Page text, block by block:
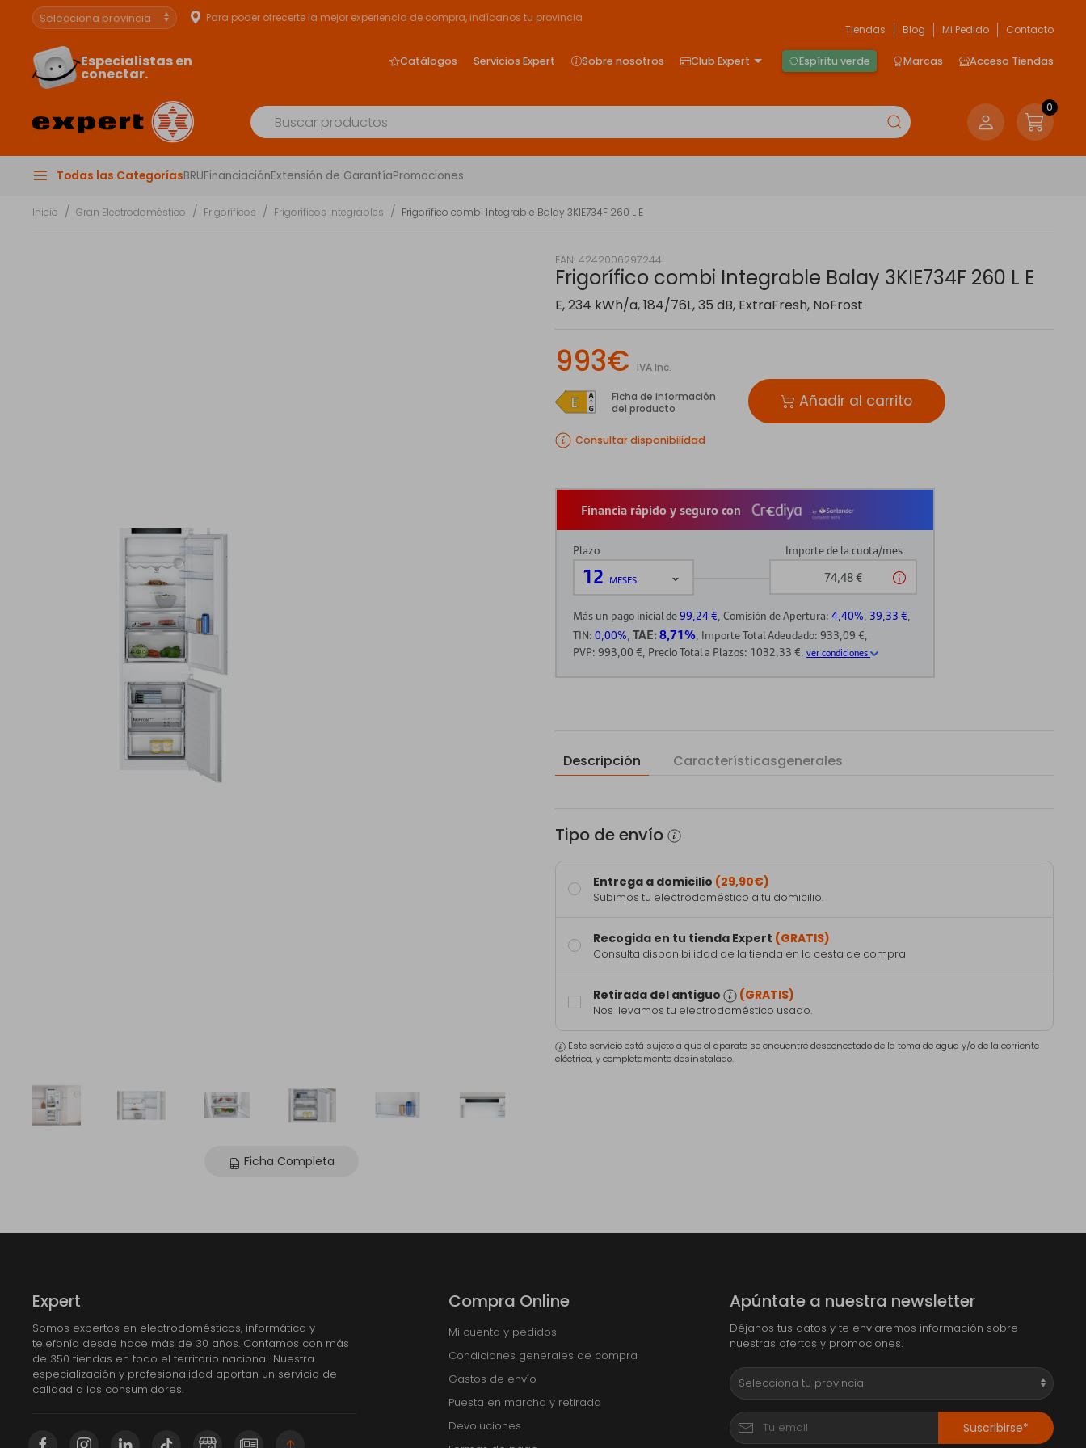
Para poder ofrecerte la mejor experiencia de compra, indícanos tu provincia
Tiendas
Blog Mi Pedido Contacto
Especialistas en
conectar.
Catálogos Servicios Expert Sobre nosotros Club Expert Espíritu verde Marcas Acceso Tiendas
0
Todas las CategoríasBRUFinanciaciónExtensión de GarantíaPromociones
Inicio Gran Electrodoméstico Frigoríficos Frigoríficos Integrables Frigorífico combi Integrable Balay 3KIE734F 260 L E
Ficha Completa
EAN: 4242006297244
Frigorífico combi Integrable Balay 3KIE734F 260 L E
E, 234 kWh/a, 184/76L, 35 dB, ExtraFresh, NoFrost
993€ IVA Inc.
Ficha de información
del producto
Consultar disponibilidad
Añadir al carrito
Descripción Característicasgenerales
Tipo de envío
Entrega a domicilio (29,90€)
Subimos tu electrodoméstico a tu domicilio.
Recogida en tu tienda Expert (GRATIS)
Consulta disponibilidad de la tienda en la cesta de compra
Retirada del antiguo (GRATIS)
Nos llevamos tu electrodoméstico usado.
Este servicio está sujeto a que el aparato se encuentre desconectado de la toma de agua y/o de la corriente
eléctrica, y completamente desinstalado.
Expert
Somos expertos en electrodomésticos, informática y
telefonía desde hace más de 30 años. Contamos con más
de 350 tiendas en todo el territorio nacional. Nuestra
especialización y profesionalidad aportan un servicio de
calidad a los consumidores.
Compra Online
Mi cuenta y pedidos
Condiciones generales de compra
Gastos de envío
Puesta en marcha y retirada
Devoluciones
Apúntate a nuestra newsletter
Déjanos tus datos y te enviaremos información sobre
nuestras ofertas y promociones.
Suscribirse*